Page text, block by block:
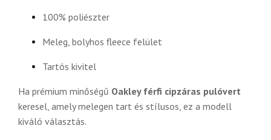
100% poliészter
Meleg, bolyhos fleece felület
Tartós kivitel
Ha prémium minőségű Oakley férfi cipzáras pulóvert
keresel, amely melegen tart és stílusos, ez a modell
kiváló választás.